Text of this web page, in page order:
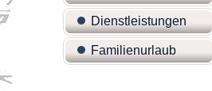
Dienstleistungen
Familienurlaub